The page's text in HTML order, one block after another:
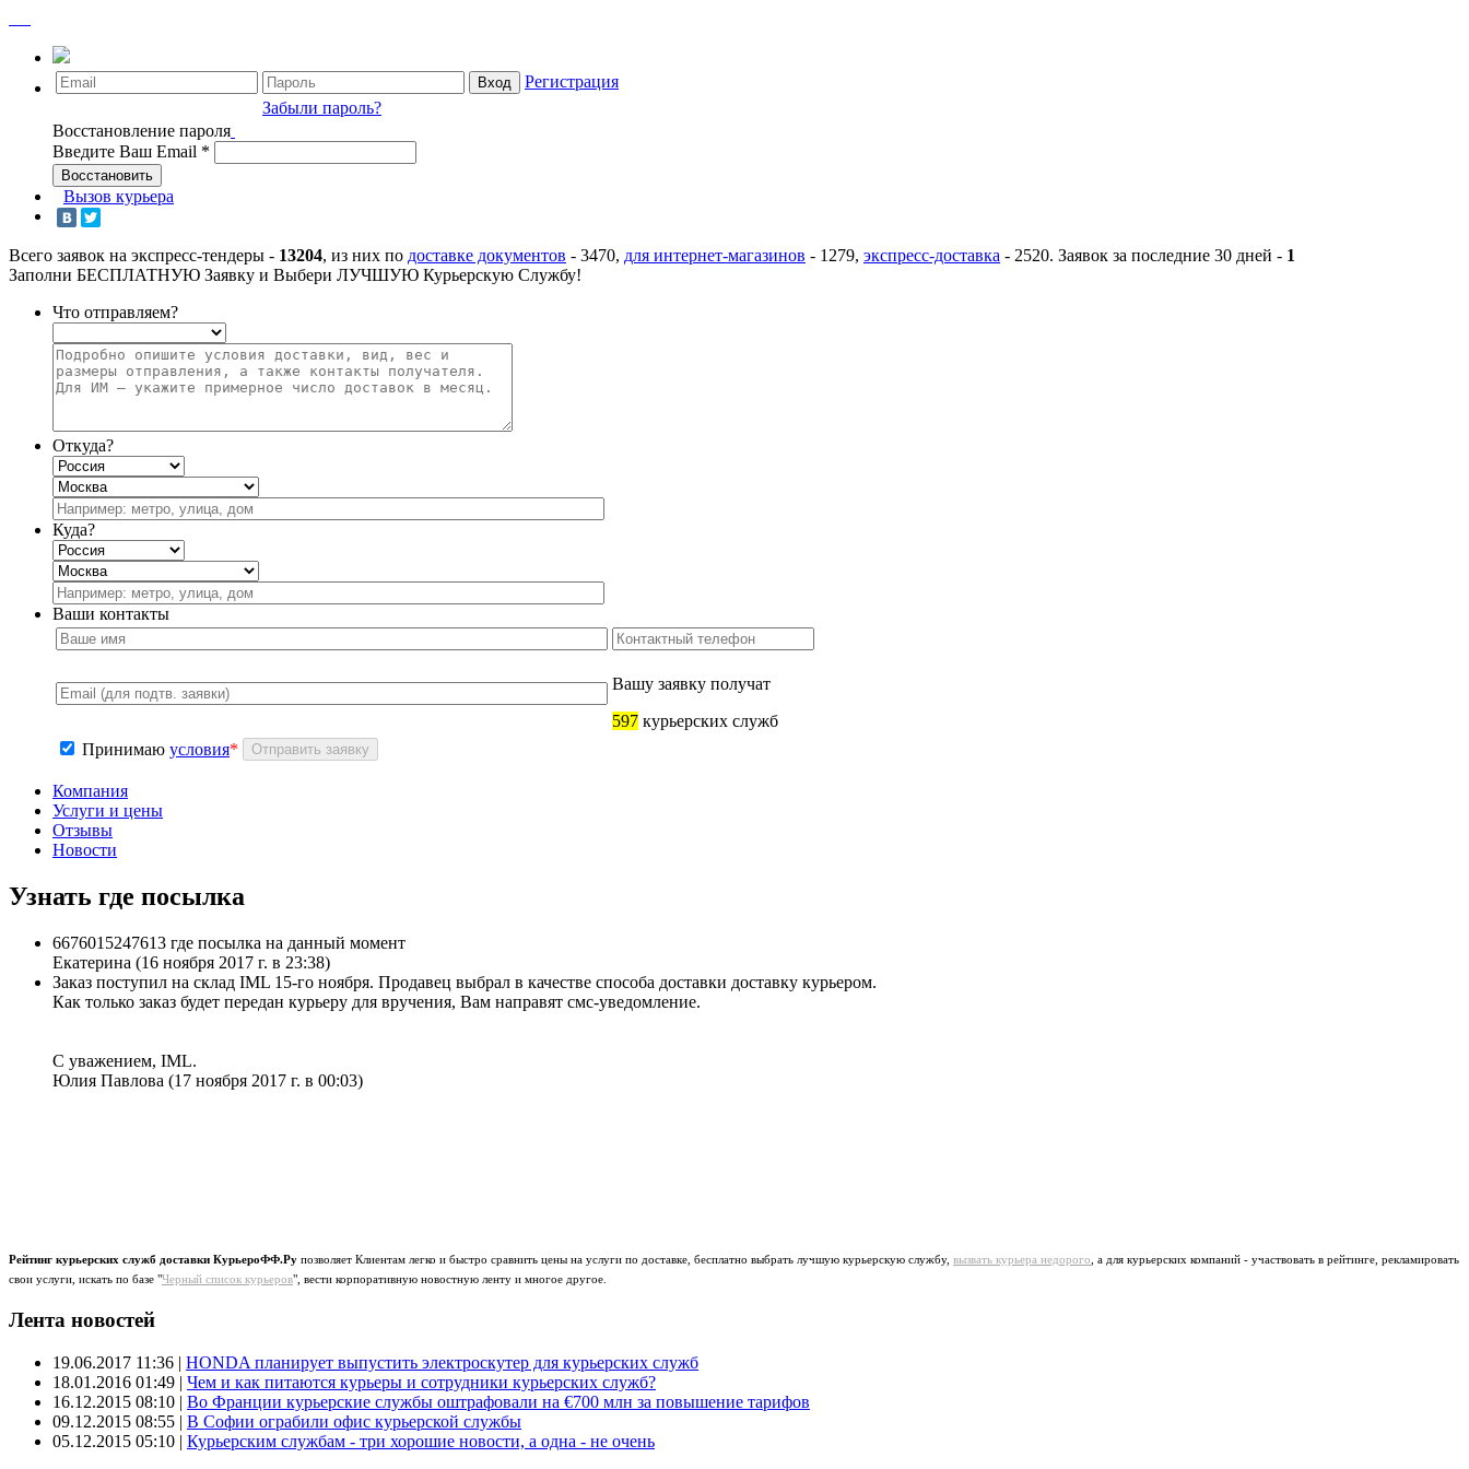
Регистрация
Забыли пароль?
Восстановление пароля
Введите Ваш Email *
Вызов курьера
Всего заявок на экспресс-тендеры - 13204, из них по доставке документов - 3470, для интернет-магазинов - 1279, экспресс-доставка - 2520. Заявок за последние 30 дней - 1
Заполни БЕСПЛАТНУЮ Заявку и Выбери ЛУЧШУЮ Курьерскую Службу!
Что отправляем?
Откуда?
Куда?
Ваши контакты
Вашу заявку получат
597 курьерских служб
Принимаю условия*
Компания
Услуги и цены
Отзывы
Новости
Узнать где посылка
6676015247613 где посылка на данный момент
Екатерина (16 ноября 2017 г. в 23:38)
Заказ поступил на склад IML 15-го ноября. Продавец выбрал в качестве способа доставки доставку курьером.
Как только заказ будет передан курьеру для вручения, Вам направят смс-уведомление.
С уважением, IML.
Юлия Павлова (17 ноября 2017 г. в 00:03)
Рейтинг курьерских служб доставки КурьероФФ.Ру позволяет Клиентам легко и быстро сравнить цены на услуги по доставке, бесплатно выбрать лучшую курьерскую службу, вызвать курьера недорого , а для курьерских компаний - участвовать в рейтинге, рекламировать
свои услуги, искать по базе "Черный список курьеров", вести корпоративную новостную ленту и многое другое.
Лента новостей
19.06.2017 11:36 | HONDA планирует выпустить электроскутер для курьерских служб
18.01.2016 01:49 | Чем и как питаются курьеры и сотрудники курьерских служб?
16.12.2015 08:10 | Во Франции курьерские службы оштрафовали на €700 млн за повышение тарифов
09.12.2015 08:55 | В Софии ограбили офис курьерской службы
05.12.2015 05:10 | Курьерским службам - три хорошие новости, а одна - не очень